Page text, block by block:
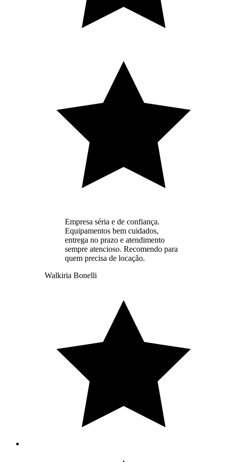
Empresa séria e de confiança.
Equipamentos bem cuidados,
entrega no prazo e atendimento
sempre atencioso. Recomendo para
quem precisa de locação.
Walkiria Bonelli